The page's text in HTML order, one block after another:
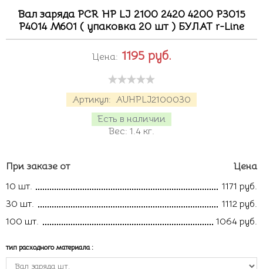
Вал заряда PCR HP LJ 2100 2420 4200 P3015
P4014 M601 ( упаковка 20 шт ) БУЛАТ r-Line
Артикул: AUHPLJ2100030
Есть в наличии
Вес: 1.4 кг.
Цена: 1195 руб.
При заказе от
Цена
10 шт.
1171 руб.
30 шт.
1112 руб.
100 шт.
1064 руб.
тип расходного материала :